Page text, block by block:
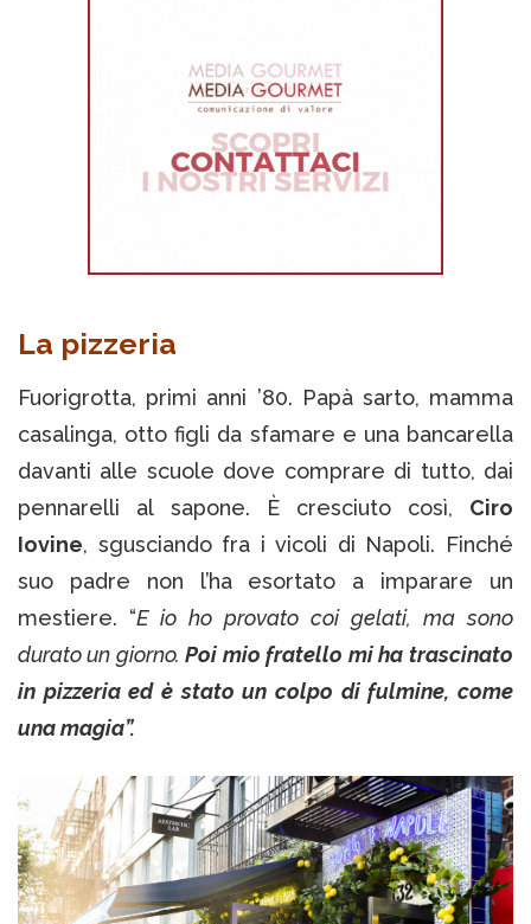
La pizzeria
Fuorigrotta, primi anni ’80. Papà sarto, mamma
casalinga, otto figli da sfamare e una bancarella
davanti alle scuole dove comprare di tutto, dai
pennarelli al sapone. È cresciuto così, Ciro
Iovine, sgusciando fra i vicoli di Napoli. Finché
suo padre non l’ha esortato a imparare un
mestiere. “E io ho provato coi gelati, ma sono
durato un giorno. Poi mio fratello mi ha trascinato
in pizzeria ed è stato un colpo di fulmine, come
una magia”.